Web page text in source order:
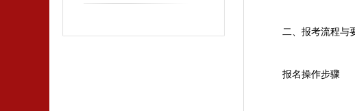
二、报考流程与
报名操作步骤